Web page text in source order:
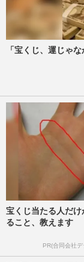
「宝くじ、運じゃ
宝くじ当たる人だけ
ること、教えます
PR(合同会社